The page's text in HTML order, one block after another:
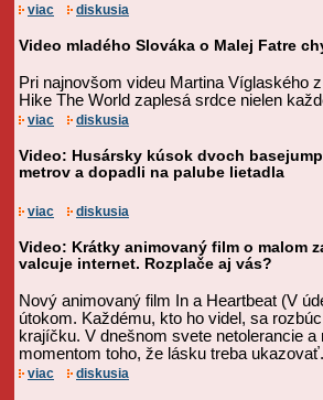
viac diskusia
Video mladého Slováka o Malej Fatre
Pri najnovšom videu Martina Víglaského
Hike The World zaplesá srdce nielen
viac diskusia
Video: Husársky kúsok dvoch
metrov a dopadli na palube lietadla
viac diskusia
Video: Krátky animovaný film o malom
valcuje internet. Rozplače aj vás?
Nový animovaný film In a Heartbeat (V
útokom. Každému, kto ho videl, sa
krajíčku. V dnešnom svete netolerancie
momentom toho, že lásku treba ukazovať.
viac diskusia